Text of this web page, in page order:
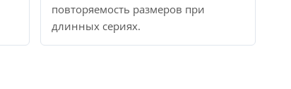
повторяемость размеров при
длинных сериях.